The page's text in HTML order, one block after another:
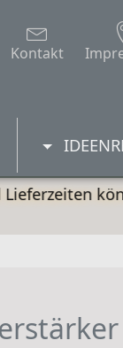
Kontakt
sich